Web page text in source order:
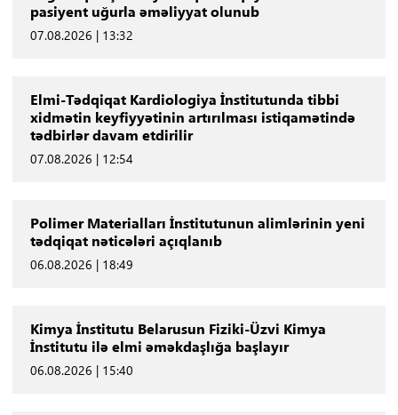
pasiyent uğurla əməliyyat olunub
07.08.2026 | 13:32
Elmi-Tədqiqat Kardiologiya İnstitutunda tibbi
xidmətin keyfiyyətinin artırılması istiqamətində
tədbirlər davam etdirilir
07.08.2026 | 12:54
Polimer Materialları İnstitutunun alimlərinin yeni
tədqiqat nəticələri açıqlanıb
06.08.2026 | 18:49
Kimya İnstitutu Belarusun Fiziki-Üzvi Kimya
İnstitutu ilə elmi əməkdaşlığa başlayır
06.08.2026 | 15:40